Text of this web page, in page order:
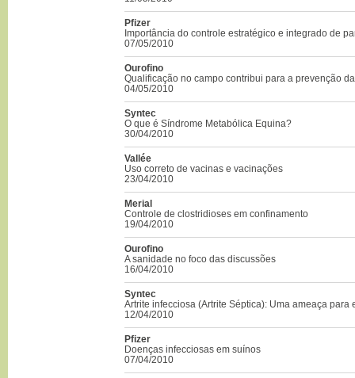
Pfizer
Importância do controle estratégico e integrado de
07/05/2010
Ourofino
Qualificação no campo contribui para a prevenção
04/05/2010
Syntec
O que é Síndrome Metabólica Equina?
30/04/2010
Vallée
Uso correto de vacinas e vacinações
23/04/2010
Merial
Controle de clostridioses em confinamento
19/04/2010
Ourofino
A sanidade no foco das discussões
16/04/2010
Syntec
Artrite infecciosa (Artrite Séptica): Uma ameaça para
12/04/2010
Pfizer
Doenças infecciosas em suínos
07/04/2010